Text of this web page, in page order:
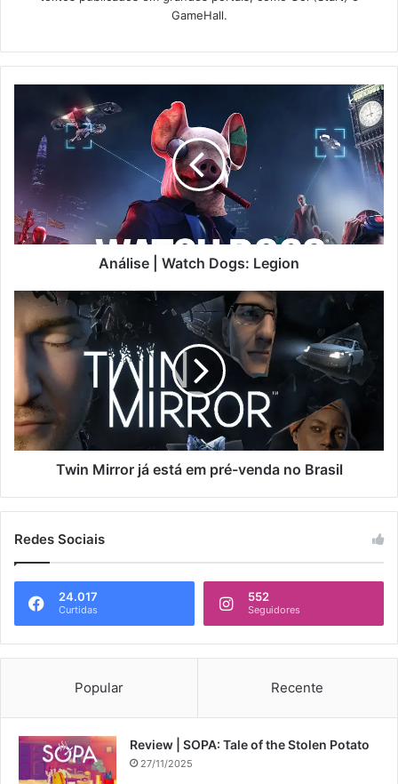
GameHall.
Análise | Watch Dogs: Legion
Twin Mirror já está em pré-venda no Brasil
Redes Sociais
24.017
Curtidas
552
Seguidores
Popular Recente
Review | SOPA: Tale of the Stolen Potato
27/11/2025